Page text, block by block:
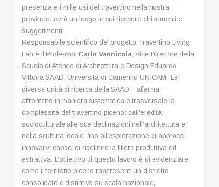
presenza e i mille usi del travertino nella nostra
provincia, avrà un luogo in cui ricevere chiarimenti e
suggerimenti”.
Responsabile scientifico del progetto Travertino Living
Lab è il Professor Carlo Vannicola, Vice Direttore della
Scuola di Ateneo di Architettura e Design Eduardo
Vittoria SAAD, Università di Camerino UNICAM “Le
diverse unità di ricerca della SAAD – afferma –
affrontano in maniera sistematica e trasversale la
complessità del travertino piceno: dall’eredità
socioculturale alle sue declinazioni nell’architettura e
nella scultura locale, fino all’esplorazione di approcci
innovativi capaci di ridefinire la filiera produttiva ed
estrattiva. L’obiettivo di questo lavoro è di evidenziare
come il territorio piceno rappresenti un distretto
consolidato e distintivo su scala nazionale,